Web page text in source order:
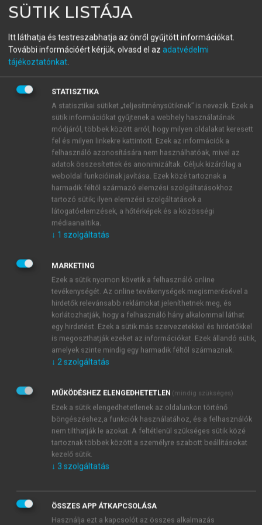
TAMÁS, SIMÁNDI LÁSZLÓ
Az IUPAC 2005. évi szabályai
menu_book
A szubsztituált anionok
A szubsztituált anionok nevét az alaphidrid nevének
fent leírt módosításával képezzük (l. azIR-6.4.4.és
IR-6.4.5.szabályt) a szubsztituensekhez további
előtagokat adva. A szerkezet számozásakor az a hely,
ahonnan a hidront eltávolítottuk, vagy a hidridiont
addicionáltuk, előnyt élvez a szubsztituensek
Sok esetben az additív nevek általánosan elfogadott
alternatívák.
SÜTIK LISTÁJA
Itt láthatja és testreszabhatja az önről gyűjtött információkat.
További információért kérjük, olvasd el az adatvédelmi
tájékoztatónkat
STATISZTIKA
A statisztikai sütiket „teljesítménysütiknek” is nevezik. Ezek a
sütik információkat gyűjtenek a webhely használatának
módjáról, többek között arról, hogy milyen oldalakat keresett
fel és milyen linkekre kattintott. Ezek az információk a
felhasználó azonosítására nem használhatóak, mivel az
adatok összesítettek és anonimizáltak. Céljuk kizárólag a
weboldal funkcióinak javítása. Ezek közé tartoznak a
harmadik féltől származó elemzési szolgáltatásokhoz
tartozó sütik; ilyen elemzési szolgáltatások a
látogatóelemzések, a hőtérképek és a közösségi
médiaanalitika.
↓ 1 szolgáltatás
MARKETING
Ezek a sütik nyomon követik a felhasználó online
tevékenységét. Az online tevékenységek megismerésével a
hirdetők relevánsabb reklámokat jeleníthetnek meg, és
korlátozhatják, hogy a felhasználó hány alkalommal láthat
egy hirdetést. Ezek a sütik más szervezetekkel és hirdetőkkel
is megoszthatják ezeket az információkat. Ezek állandó sütik,
amelyek szinte mindig egy harmadik féltől származnak.
↓ 2 szolgáltatás
MŰKÖDÉSHEZ ELENGEDHETETLEN (mindig szükséges)
Ezek a sütik elengedhetetlenek az oldalunkon történő
böngészéshez,a funkciók használatához, és a felhasználók
nem tilthatják le azokat. A feltétlenül szükséges sütik közé
tartoznak többek között a személyre szabott beállításokat
kezelő sütik.
↓ 3 szolgáltatás
ÖSSZES APP ÁTKAPCSOLÁSA
Használja ezt a kapcsolót az összes alkalmazás